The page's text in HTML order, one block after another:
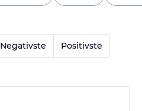
Negativste Positivste